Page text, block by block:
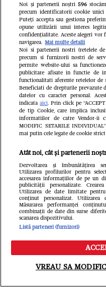
VEDETE SI
Cine este și cum
Gheorghe Visu.
până la 50 de ani:
familia mea și
cunoaște fricile"
Meniu Caută
Noi și partenerii noștri 596
precum identificatorii cookie unici
Puteți accepta sau gestiona
opune utilizării unui interes
confidențialitate. Aceste alegeri
navigarea. Mai multe detalii
Noi si partenerii nostri (retelele
precum si furnizorii nostri de
permite website-ului sa
publicitare afisate in functie de
functionalitati aferente retelelor de
Beneficiati de drepturile prevazute
datelor cu caracter personal.
indicataaici. Prin click pe
de tip Cookie, care implica
informatiilor de catre Vendor-ii
MODIFIC SETARILE
mai putin cele legate de cookie
Atât noi, cât și partenerii
Dezvoltarea și îmbunătățirea
Utilizarea profilurilor pentru
accesarea informațiilor de pe un
publicității personalizate.
Utilizarea de date limitate
conținut personalizat.
Măsurarea performanței
combinații de date din surse
scanarea dispozitivului.
Listă parteneri (furnizori)
VREAU SA